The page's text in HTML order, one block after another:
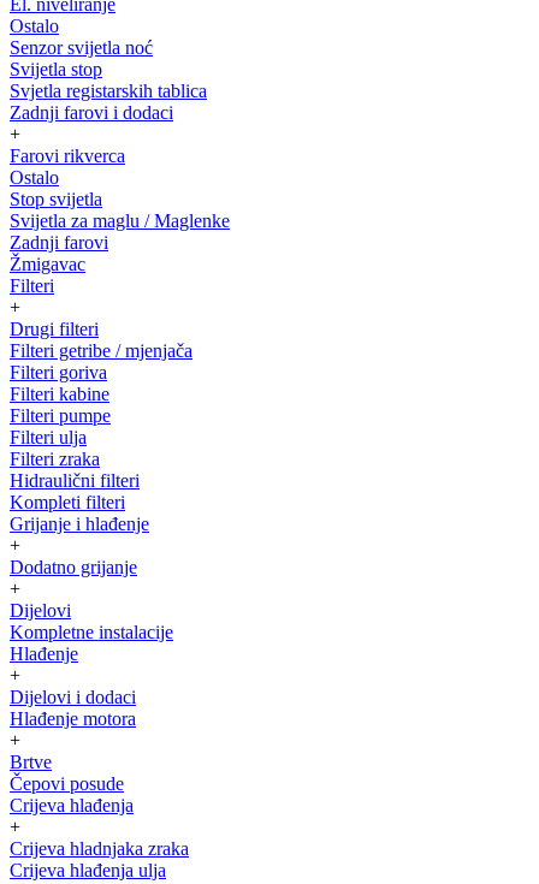
El. niveliranje
Ostalo
Senzor svijetla noć
Svijetla stop
Svjetla registarskih tablica
Zadnji farovi i dodaci
+
Farovi rikverca
Ostalo
Stop svijetla
Svijetla za maglu / Maglenke
Zadnji farovi
Žmigavac
Filteri
+
Drugi filteri
Filteri getribe / mjenjača
Filteri goriva
Filteri kabine
Filteri pumpe
Filteri ulja
Filteri zraka
Hidraulični filteri
Kompleti filteri
Grijanje i hlađenje
+
Dodatno grijanje
+
Dijelovi
Kompletne instalacije
Hlađenje
+
Dijelovi i dodaci
Hlađenje motora
+
Brtve
Čepovi posude
Crijeva hlađenja
+
Crijeva hladnjaka zraka
Crijeva hlađenja ulja